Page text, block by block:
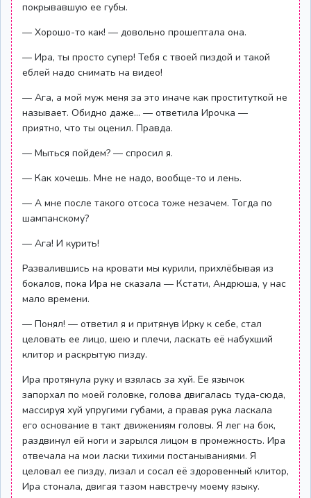
покрывавшую ее губы.
— Хорошо-то как! — довольно прошептала она.
— Ира, ты просто супер! Тебя с твоей пиздой и такой
еблей надо снимать на видео!
— Ага, а мой муж меня за это иначе как проституткой не
называет. Обидно даже… — ответила Ирочка —
приятно, что ты оценил. Правда.
— Мыться пойдем? — спросил я.
— Как хочешь. Мне не надо, вообще-то и лень.
— А мне после такого отсоса тоже незачем. Тогда по
шампанскому?
— Ага! И курить!
Развалившись на кровати мы курили, прихлёбывая из
бокалов, пока Ира не сказала — Кстати, Андрюша, у нас
мало времени.
— Понял! — ответил я и притянув Ирку к себе, стал
целовать ее лицо, шею и плечи, ласкать её набухший
клитор и раскрытую пизду.
Ира протянула руку и взялась за хуй. Ее язычок
запорхал по моей головке, голова двигалась туда-сюда,
массируя хуй упругими губами, а правая рука ласкала
его основание в такт движениям головы. Я лег на бок,
раздвинул ей ноги и зарылся лицом в промежность. Ира
отвечала на мои ласки тихими постанываниями. Я
целовал ее пизду, лизал и сосал её здоровенный клитор,
Ира стонала, двигая тазом навстречу моему языку.